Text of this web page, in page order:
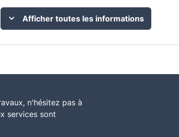
Afficher toutes les informations
n'hésitez pas à
services sont